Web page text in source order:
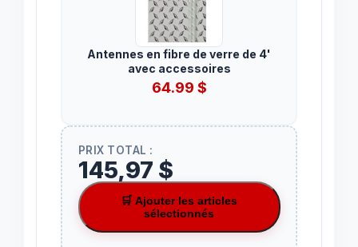
Antennes en fibre de verre de 4'
avec accessoires
64.99 $
PRIX TOTAL :
145,97 $
🛒 Ajouter les articles
sélectionnés